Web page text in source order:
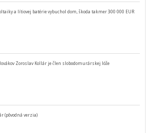
a lítiovej batérie vybuchol dom, škoda takmer 300 000 EUR
Zoroslav Kollár je člen slobodomurárskej lóže
(pôvodná verzia)